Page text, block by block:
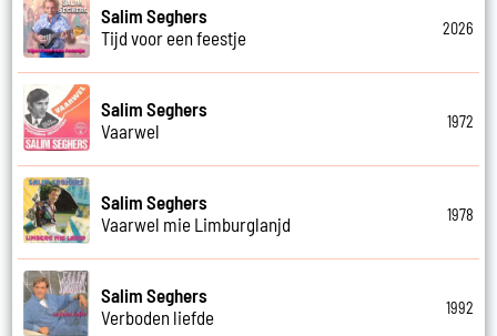
Salim Seghers
Tijd voor een feestje
2026
Salim Seghers
Vaarwel
1972
Salim Seghers
Vaarwel mie Limburglanjd
1978
Salim Seghers
Verboden liefde
1992